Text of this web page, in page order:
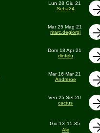
Lun 28 Giu 21
Seba24
Mar 25 Mag 21
marc.degiorgi
Dom 18 Apr 21
dinfelu
Mar 16 Mar 21
Andreroe
Ven 25 Set 20
cactus
Gio 13 15:35
Ale